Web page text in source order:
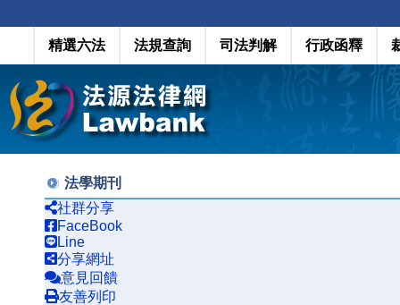
精選六法 法規查詢 司法判解 行政函釋
法學期刊
社群分享
FaceBook
Line
分享網址
意見回饋
友善列印